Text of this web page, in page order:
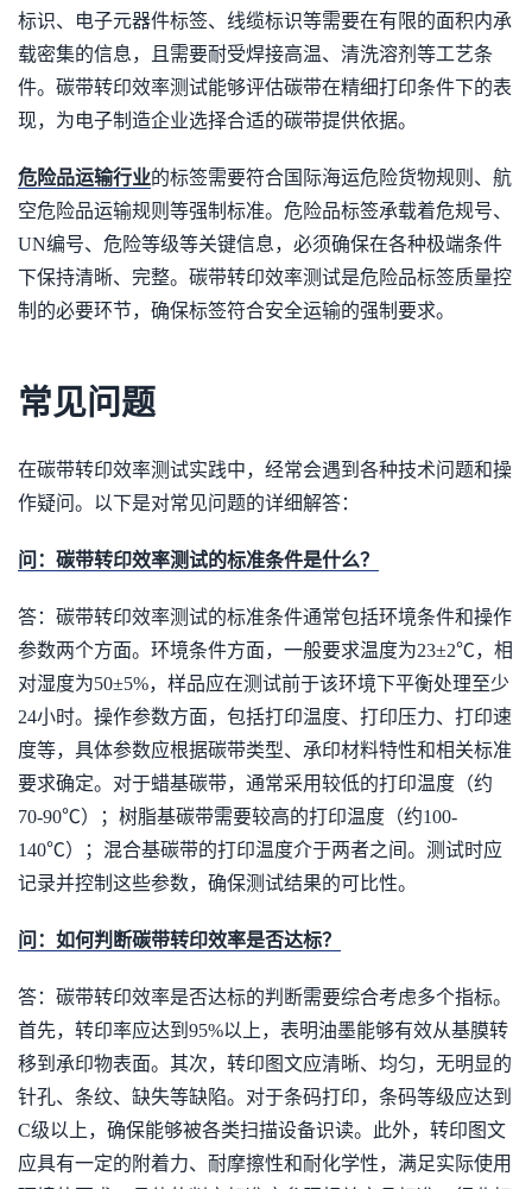
标识、电子元器件标签、线缆标识等需要在有限的面积内承
载密集的信息，且需要耐受焊接高温、清洗溶剂等工艺条
件。碳带转印效率测试能够评估碳带在精细打印条件下的表
现，为电子制造企业选择合适的碳带提供依据。
危险品运输行业的标签需要符合国际海运危险货物规则、航
空危险品运输规则等强制标准。危险品标签承载着危规号、
UN编号、危险等级等关键信息，必须确保在各种极端条件
下保持清晰、完整。碳带转印效率测试是危险品标签质量控
制的必要环节，确保标签符合安全运输的强制要求。
常见问题
在碳带转印效率测试实践中，经常会遇到各种技术问题和操
作疑问。以下是对常见问题的详细解答：
问：碳带转印效率测试的标准条件是什么？
答：碳带转印效率测试的标准条件通常包括环境条件和操作
参数两个方面。环境条件方面，一般要求温度为23±2℃，相
对湿度为50±5%，样品应在测试前于该环境下平衡处理至少
24小时。操作参数方面，包括打印温度、打印压力、打印速
度等，具体参数应根据碳带类型、承印材料特性和相关标准
要求确定。对于蜡基碳带，通常采用较低的打印温度（约
70-90℃）；树脂基碳带需要较高的打印温度（约100-
140℃）；混合基碳带的打印温度介于两者之间。测试时应
记录并控制这些参数，确保测试结果的可比性。
问：如何判断碳带转印效率是否达标？
答：碳带转印效率是否达标的判断需要综合考虑多个指标。
首先，转印率应达到95%以上，表明油墨能够有效从基膜转
移到承印物表面。其次，转印图文应清晰、均匀，无明显的
针孔、条纹、缺失等缺陷。对于条码打印，条码等级应达到
C级以上，确保能够被各类扫描设备识读。此外，转印图文
应具有一定的附着力、耐摩擦性和耐化学性，满足实际使用